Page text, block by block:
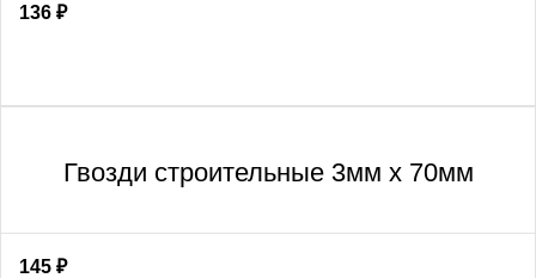
136 ₽
Гвозди строительные 3мм х 70мм
145 ₽